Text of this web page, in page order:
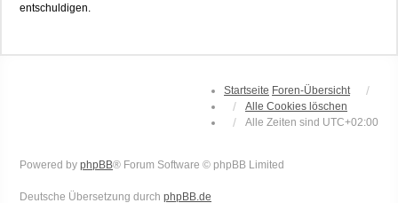
entschuldigen.
Startseite Foren-Übersicht
Alle Cookies löschen
Alle Zeiten sind UTC+02:00
Powered by phpBB® Forum Software © phpBB Limited
Deutsche Übersetzung durch phpBB.de